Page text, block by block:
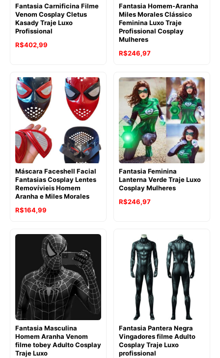
Fantasia Carnificina Filme
Venom Cosplay Cletus
Kasady Traje Luxo
Profissional
R$402,99
Fantasia Homem-Aranha
Miles Morales Clássico
Feminina Luxo Traje
Profissional Cosplay
Mulheres
R$246,97
Máscara Faceshell Facial
Fantasias Cosplay Lentes
Removívieis Homem
Aranha e Miles Morales
R$164,99
Fantasia Feminina
Lanterna Verde Traje Luxo
Cosplay Mulheres
R$246,97
Fantasia Masculina
Homem Aranha Venom
filme tobey Adulto Cosplay
Traje Luxo
Fantasia Pantera Negra
Vingadores filme Adulto
Cosplay Traje Luxo
profissional